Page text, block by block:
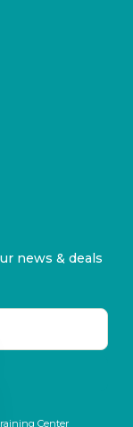
news & deals
Center